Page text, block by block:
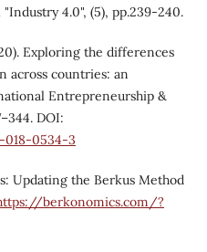
4.0", (5), pp.239-240.
Exploring the differences
across countries: an
Entrepreneurship &
DOI:
018-0534-3
Updating the Berkus Method
berkonomics.com/?